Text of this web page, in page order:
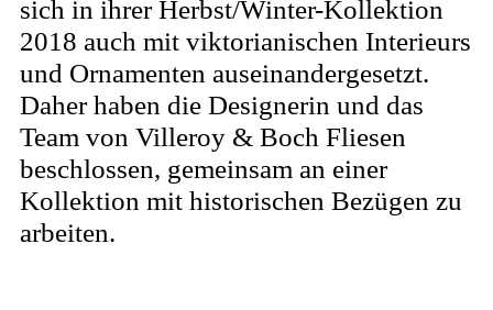
sich in ihrer Herbst/Winter-Kollektion
2018 auch mit viktorianischen Interieurs
und Ornamenten auseinandergesetzt.
Daher haben die Designerin und das
Team von Villeroy & Boch Fliesen
beschlossen, gemeinsam an einer
Kollektion mit historischen Bezügen zu
arbeiten.